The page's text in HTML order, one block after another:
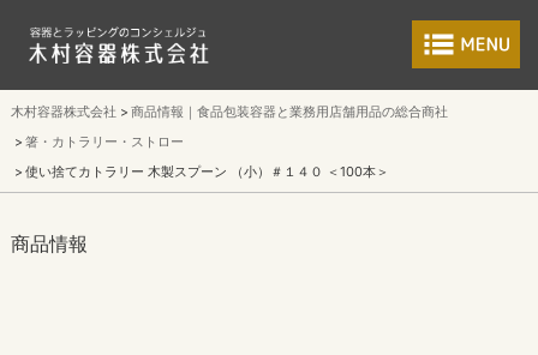
食品包装容器と
木村容器株式会社
商品情報｜食品包装容器と業務用店舗用品の総合商社
箸・カトラリー・ストロー
使い捨てカトラリー 木製スプーン （小）＃１４０ ＜100本＞
商品情報